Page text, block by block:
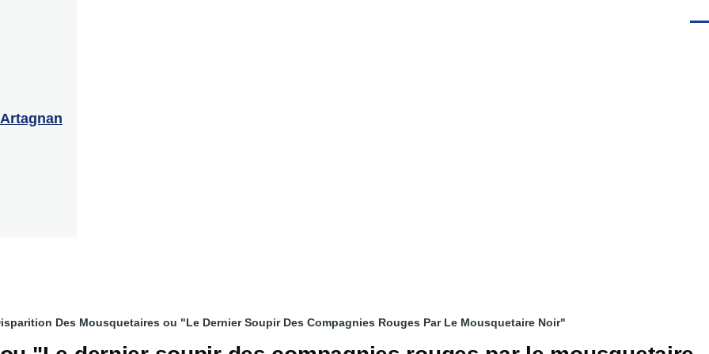
Des Mousquetaires ou "Le Dernier Soupir Des Compagnies Rouges Par Le Mousquetaire Noir"